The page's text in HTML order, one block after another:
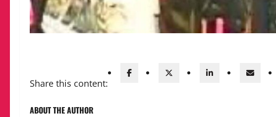
Share this content:
ABOUT THE AUTHOR